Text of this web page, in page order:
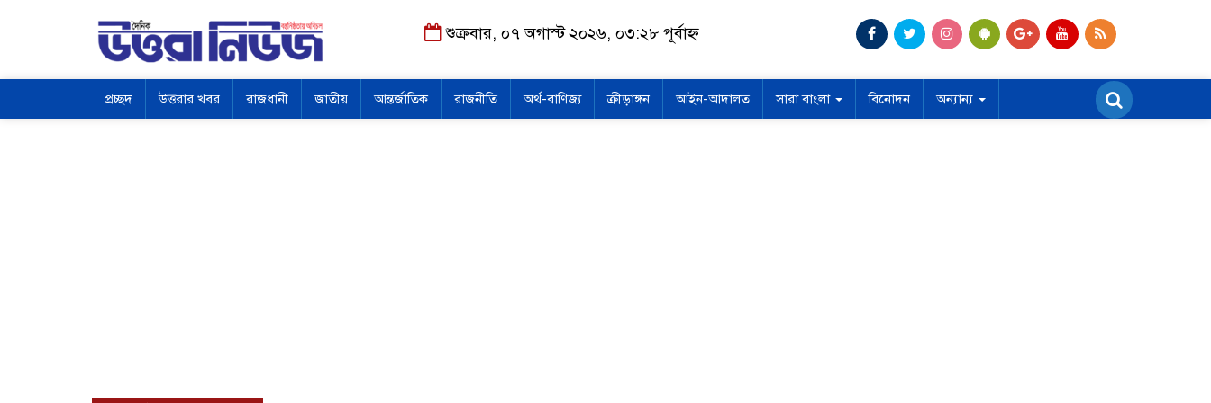
শুক্রবার, ০৭ অগাস্ট ২০২৬, ০৩:২৮ পূর্বাহ্ন
প্রচ্ছদ উত্তরার খবর রাজধানী জাতীয় আন্তর্জাতিক রাজনীতি অর্থ-বাণিজ্য ক্রীড়াঙ্গন আইন-আদালত সারা বাংলা বিনোদন অন্যান্য